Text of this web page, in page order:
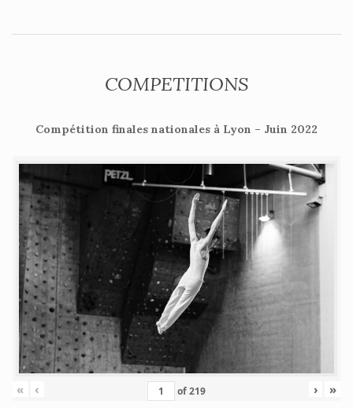
COMPETITIONS
Compétition finales nationales à Lyon – Juin 2022
« ‹ of219 › »